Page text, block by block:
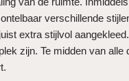
verschillende
extra stijlvol
zijn. Te midden van alle